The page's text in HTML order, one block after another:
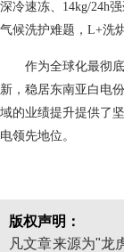
深冷速冻、14kg/24h
气候洗护难题，L+洗
作为全球化最彻
新，稳居东南亚白电
域的业绩提升提供了
电领先地位。
版权声明：
凡文章来源为"龙